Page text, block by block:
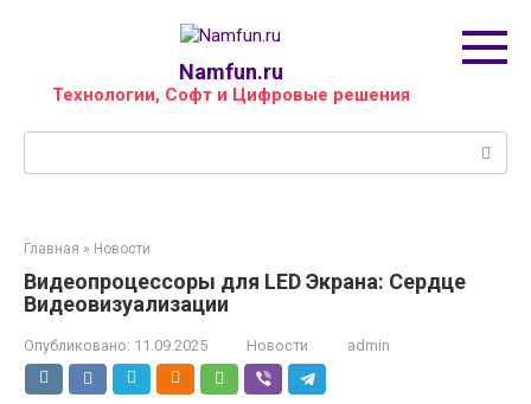
Namfun.ru
Технологии, Софт и Цифровые решения
Главная » Новости
Видеопроцессоры для LED Экрана: Сердце
Видеовизуализации
Опубликовано: 11.09.2025 Новости admin